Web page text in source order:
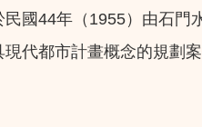
國44年（1955）由石
代都市計畫概念的規劃